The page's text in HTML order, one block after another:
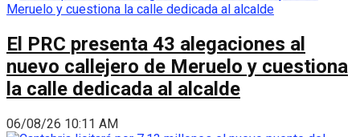
El PRC presenta 43 alegaciones al
nuevo callejero de Meruelo y cuestiona
la calle dedicada al alcalde
06/08/26 10:11 AM